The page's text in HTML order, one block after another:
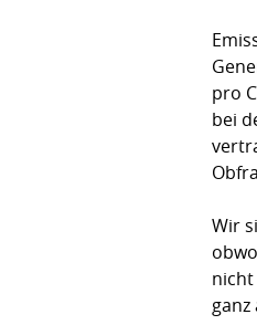
pro
bei
Wir
nicht
ganz